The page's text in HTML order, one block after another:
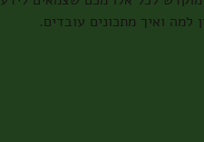
למה ואיך מתכונים עובדים.